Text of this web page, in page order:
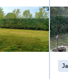
fourgon.
! Florian